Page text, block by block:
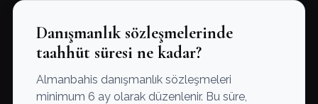
Danışmanlık sözleşmelerinde
taahhüt süresi ne kadar?
Almanbahis danışmanlık sözleşmeleri
minimum 6 ay olarak düzenlenir. Bu süre,